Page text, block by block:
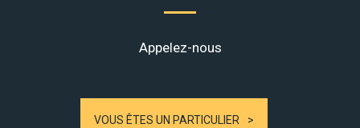
Appelez-nous
VOUS ÊTES UN PARTICULIER